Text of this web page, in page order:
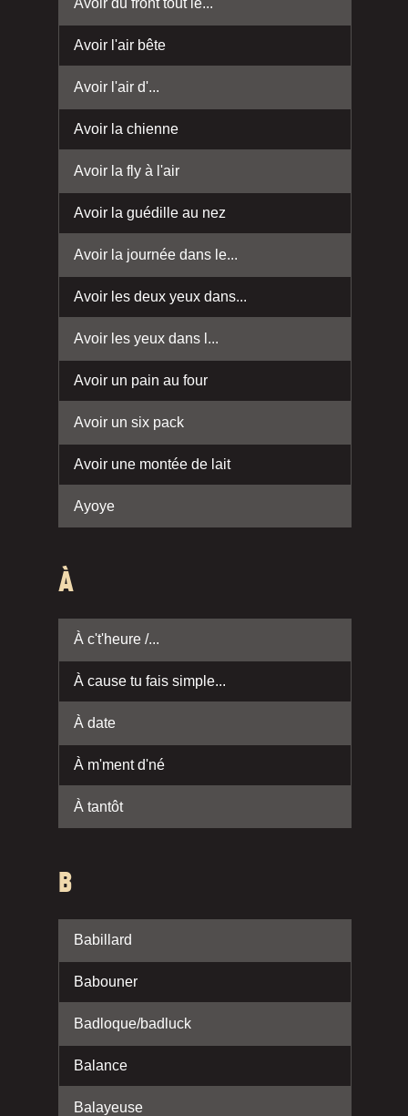
Avoir du front tout le...
Avoir l'air bête
Avoir l'air d'...
Avoir la chienne
Avoir la fly à l'air
Avoir la guédille au nez
Avoir la journée dans le...
Avoir les deux yeux dans...
Avoir les yeux dans l...
Avoir un pain au four
Avoir un six pack
Avoir une montée de lait
Ayoye
À
À c't'heure /...
À cause tu fais simple...
À date
À m'ment d'né
À tantôt
B
Babillard
Babouner
Badloque/badluck
Balance
Balayeuse